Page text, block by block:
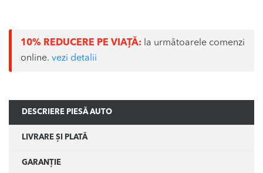
10% REDUCERE PE VIAȚĂ: la următoarele comenzi
online. vezi detalii
DESCRIERE PIESĂ AUTO
LIVRARE ȘI PLATĂ
GARANȚIE